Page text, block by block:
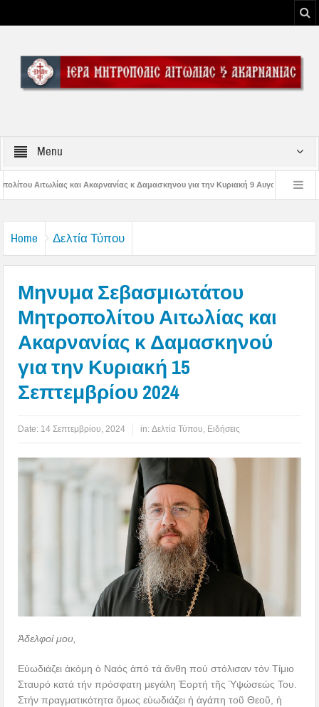
Menu
κ Δαμασκηνου για την Κυριακή 9 Αυγούστου 2026 Η εορτή της
Home Δελτία Τύπου
Μηνυμα Σεβασμιωτάτου
Μητροπολίτου Αιτωλίας και
Ακαρνανίας κ Δαμασκηνού
για την Κυριακή 15
Σεπτεμβρίου 2024
Date: 14 Σεπτεμβρίου, 2024 in:Δελτία Τύπου Ειδήσεις
Ἀδελφοί μου,
Εὐωδιάζει ἀκόμη ὁ Ναός ἀπό τά ἄνθη πού στόλισαν τόν Τίμιο
Σταυρό κατά τήν πρόσφατη μεγάλη Ἑορτή τῆς Ὑψώσεώς Του.
Στήν πραγματικότητα ὅμως εὐωδιάζει ἡ ἀγάπη τοῦ Θεοῦ, ἡ